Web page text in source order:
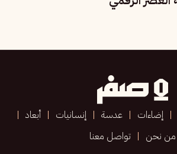
إضاءات عدسة إنسانيات
أبعاد
من نحن
تواصل معنا